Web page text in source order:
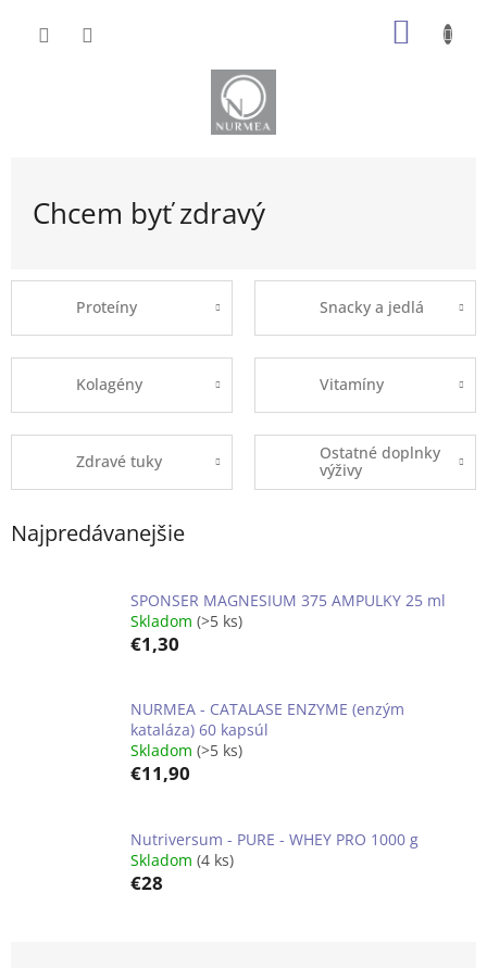
Chcem byť zdravý
Proteíny Snacky a jedlá
Kolagény Vitamíny
Zdravé tuky
Ostatné doplnky
výživy
Najpredávanejšie
SPONSER MAGNESIUM 375 AMPULKY 25 ml
Skladom (>5 ks)
€1,30
NURMEA - CATALASE ENZYME (enzým
kataláza) 60 kapsúl
Skladom (>5 ks)
€11,90
Nutriversum - PURE - WHEY PRO 1000 g
Skladom (4 ks)
€28